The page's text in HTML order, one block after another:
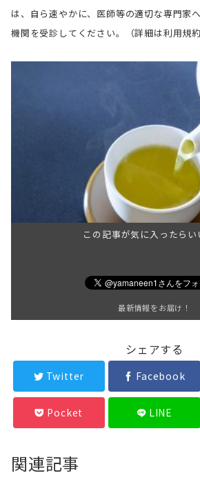
は、自ら速やかに、医師等の適切な専門家
機関を受診してください。（詳細は利用規
この記事が気に入ったらい
最新情報をお届け！
シェアする
Twitter Facebook
Pocket LINE
関連記事